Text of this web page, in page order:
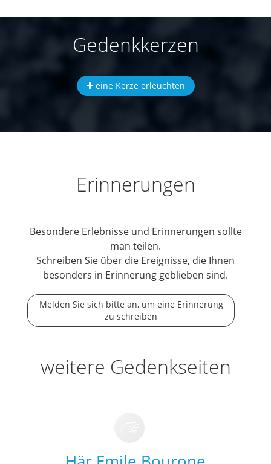
Gedenkkerzen
eine Kerze erleuchten
Erinnerungen
Besondere Erlebnisse und Erinnerungen sollte
man teilen.
Schreiben Sie über die Ereignisse, die Ihnen
besonders in Erinnerung geblieben sind.
Melden Sie sich bitte an, um eine Erinnerung
zu schreiben
weitere Gedenkseiten